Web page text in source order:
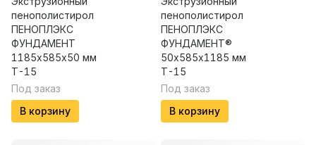
пенополистирол
ПЕНОПЛЭКС
ФУНДАМЕНТ
1185х585х50 мм
Т-15
Под заказ
В корзину
пенополистирол
ПЕНОПЛЭКС
ФУНДАМЕНТ®
50х585х1185 мм
Т-15
Под заказ
В корзину